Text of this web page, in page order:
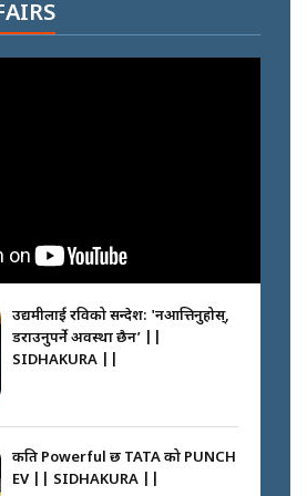
climbers who set foot with
नभाँडिएको सद्भाव : कप्तानगञ्जबाट
सल्किएको आगो निभाउनेहरू ||
SIDHAKURA || THE REPORTER
||
बदलेका ‘निम्स दाई’ || SIDHAKURA
||
उद्यमीलाई रविको सन्देश: 'नआत्तिनुहोस्,
डराउनुपर्ने अवस्था छैन’ ||
SIDHAKURA ||
कति Powerful छ TATA को PUNCH
EV || SIDHAKURA ||